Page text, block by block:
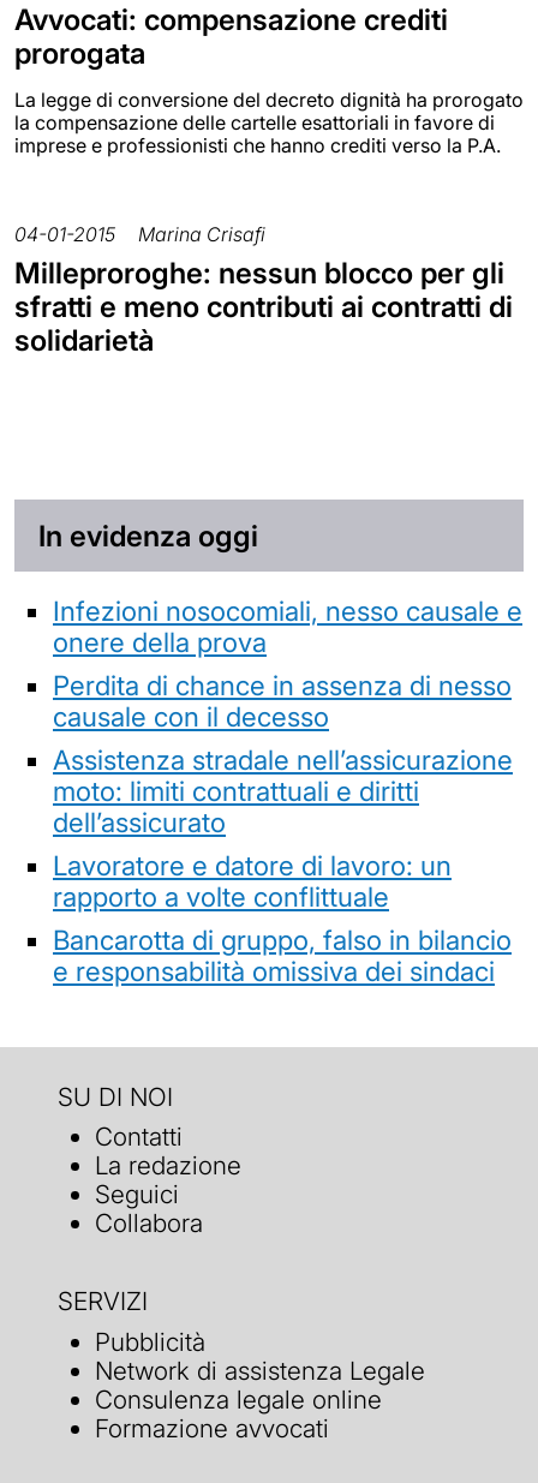
Avvocati: compensazione crediti
prorogata
La legge di conversione del decreto dignità ha prorogato
la compensazione delle cartelle esattoriali in favore di
imprese e professionisti che hanno crediti verso la P.A.
04-01-2015 Marina Crisafi
Milleproroghe: nessun blocco per gli
sfratti e meno contributi ai contratti di
solidarietà
In evidenza oggi
Infezioni nosocomiali, nesso causale e
onere della prova
Perdita di chance in assenza di nesso
causale con il decesso
Assistenza stradale nell’assicurazione
moto: limiti contrattuali e diritti
dell’assicurato
Lavoratore e datore di lavoro: un
rapporto a volte conflittuale
Bancarotta di gruppo, falso in bilancio
e responsabilità omissiva dei sindaci
SU DI NOI
Contatti
La redazione
Seguici
Collabora
SERVIZI
Pubblicità
Network di assistenza Legale
Consulenza legale online
Formazione avvocati